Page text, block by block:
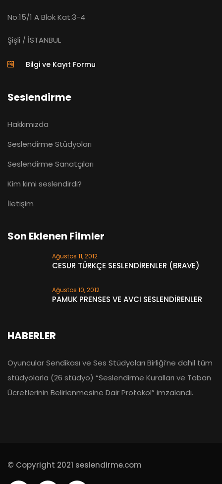
No:15/1 A Blok Kat:3-4
Şişli / İSTANBUL
Bilgi ve Kayıt Formu
Seslendirme
Hakkımızda
Seslendirme Stüdyoları
Seslendirme Sanatçıları
Kim kimi seslendirdi?
İletişim
Son Eklenen Filmler
Ağustos 11, 2012
CESUR TÜRKÇE SESLENDİRENLER (BRAVE)
Ağustos 10, 2012
PAMUK PRENSES VE AVCI SESLENDİRENLER
HABERLER
Oyuncular Sendikası ve Ses Stüdyoları Birliği’ne dahil tüm
stüdyolarla (26 stüdyo) “Seslendirme Kuralları ve Taban
Ücretlerinin Belirlenmesine Dair Protokol” imzalandı.
© Copyright 2021 seslendirme.com